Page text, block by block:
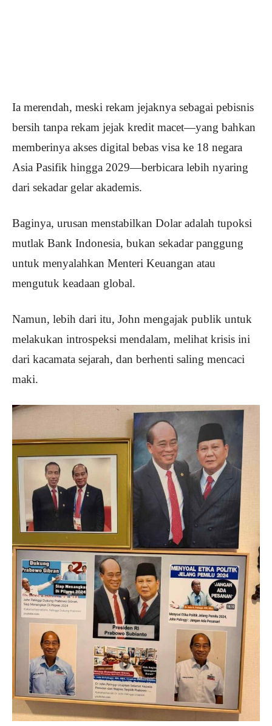
Ia merendah, meski rekam jejaknya sebagai pebisnis
bersih tanpa rekam jejak kredit macet—yang bahkan
memberinya akses digital bebas visa ke 18 negara
Asia Pasifik hingga 2029—berbicara lebih nyaring
dari sekadar gelar akademis.
Baginya, urusan menstabilkan Dolar adalah tupoksi
mutlak Bank Indonesia, bukan sekadar panggung
untuk menyalahkan Menteri Keuangan atau
mengutuk keadaan global.
Namun, lebih dari itu, John mengajak publik untuk
melakukan introspeksi mendalam, melihat krisis ini
dari kacamata sejarah, dan berhenti saling mencaci
maki.